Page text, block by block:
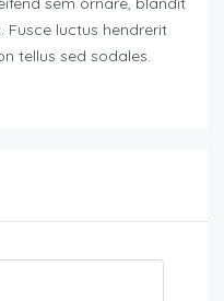
Fusce luctus hendrerit
tellus sed sodales.